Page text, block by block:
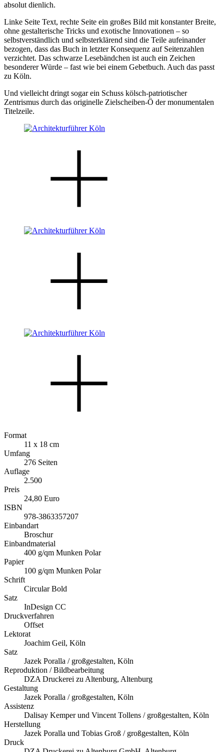
absolut dienlich.
Linke Seite Text, rechte Seite ein großes Bild mit konstanter Breite,
ohne gestalterische Tricks und exotische Innovationen – so
selbstverständlich und selbsterklärend sind die Teile aufeinander
bezogen, dass das Buch in letzter Konsequenz auf Seitenzahlen
verzichtet. Das schwarze Lesebändchen ist auch ein Zeichen
besonderer Würde – fast wie bei einem Gebetbuch. Auch das passt
zu Köln.
Und vielleicht dringt sogar ein Schuss kölsch-patriotischer
Zentrismus durch das originelle Zielscheiben-Ö der monumentalen
Titelzeile.
Format
11 x 18 cm
Umfang
276 Seiten
Auflage
2.500
Preis
24,80 Euro
ISBN
978-3863357207
Einbandart
Broschur
Einbandmaterial
400 g/qm Munken Polar
Papier
100 g/qm Munken Polar
Schrift
Circular Bold
Satz
InDesign CC
Druckverfahren
Offset
Lektorat
Joachim Geil, Köln
Satz
Jazek Poralla / großgestalten, Köln
Reproduktion / Bildbearbeitung
DZA Druckerei zu Altenburg, Altenburg
Gestaltung
Jazek Poralla / großgestalten, Köln
Assistenz
Dalisay Kemper und Vincent Tollens / großgestalten, Köln
Herstellung
Jazek Poralla und Tobias Groß / großgestalten, Köln
Druck